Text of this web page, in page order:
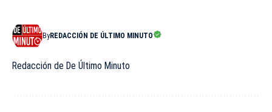
ByREDACCIÓN DE ÚLTIMO MINUTO
Redacción de De Último Minuto